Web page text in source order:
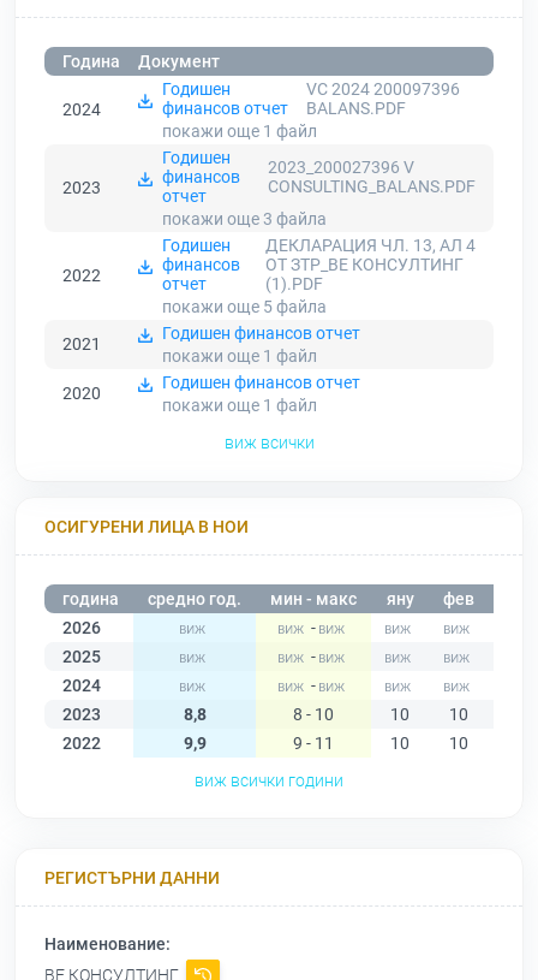
Година Документ
2024
Годишен
финансов отчет
VC 2024 200097396
BALANS.PDF
покажи още 1 файл
2023
Годишен
финансов
отчет
2023_200027396 V
CONSULTING_BALANS.PDF
покажи още 3 файла
2022
Годишен
финансов
отчет
ДЕКЛАРАЦИЯ ЧЛ. 13, АЛ 4
ОТ ЗТР_ВЕ КОНСУЛТИНГ
(1).PDF
покажи още 5файла
2021
Годишен финансов отчет
покажи още 1 файл
2020
Годишен финансов отчет
покажи още 1 файл
виж всички
ОСИГУРЕНИ ЛИЦА В НОИ
година средно год. мин - макс яну фев
2026
-
2025
-
2024
-
2023
8,8 8 - 10 10 10
2022
9,9 9 - 11 10 10
виж всички години
РЕГИСТЪРНИ ДАННИ
Наименование:
ВЕ КОНСУЛТИНГ